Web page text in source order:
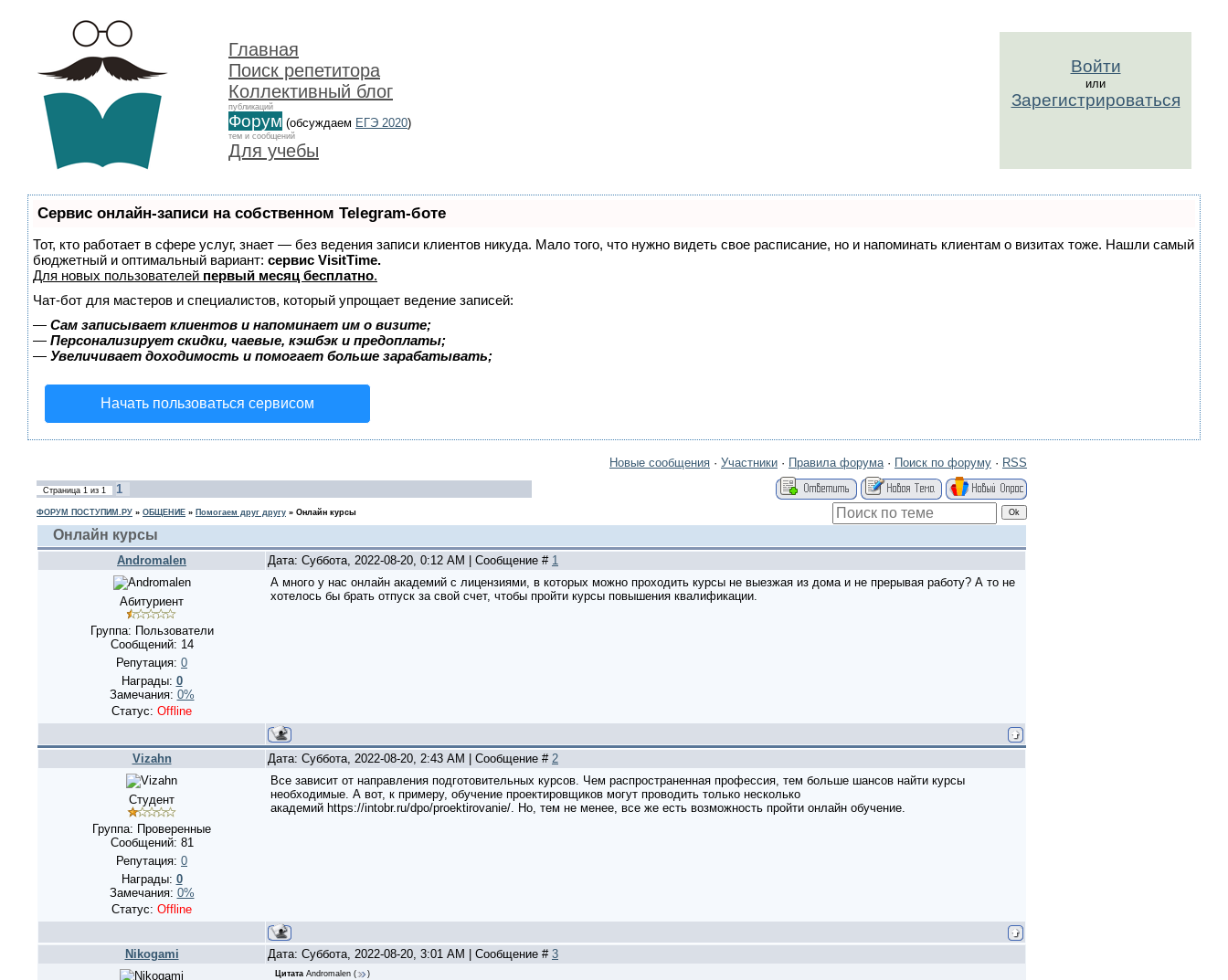
Главная
Поиск репетитора
Коллективный блог
публикаций
Форум (обсуждаем ЕГЭ 2020)
тем и сообщений
Для учебы
Войти
или
Зарегистрироваться
Сервис онлайн-записи на собственном Telegram-боте
Тот, кто работает в сфере услуг, знает — без ведения записи клиентов никуда. Мало того, что нужно видеть свое расписание, но и напоминать клиентам о визитах тоже. Нашли самый
бюджетный и оптимальный вариант: сервис VisitTime.
Для новых пользователей первый месяц бесплатно.
Чат-бот для мастеров и специалистов, который упрощает ведение записей:
— Сам записывает клиентов и напоминает им о визите;
— Персонализирует скидки, чаевые, кэшбэк и предоплаты;
— Увеличивает доходимость и помогает больше зарабатывать;
Начать пользоваться сервисом
Новые сообщения · Участники · Правила форума· Поиск по форуму · RSS
Страница 1 из 1 1
ФОРУМ ПОСТУПИМ.РУ » ОБЩЕНИЕ » Помогаем друг другу » Онлайн курсы
Онлайн курсы
Andromalen Дата: Суббота, 2022-08-20, 0:12 AM | Сообщение # 1
Абитуриент
Группа: Пользователи
Сообщений: 14
Репутация: 0
Награды: 0
Замечания: 0%
Статус: Offline
А много у нас онлайн академий с лицензиями, в которых можно проходить курсы не выезжая из дома и не прерывая работу? А то не
хотелось бы брать отпуск за свой счет, чтобы пройти курсы повышения квалификации.
Vizahn Дата: Суббота, 2022-08-20, 2:43 AM | Сообщение # 2
Студент
Группа: Проверенные
Сообщений: 81
Репутация: 0
Награды: 0
Замечания: 0%
Статус: Offline
Все зависит от направления подготовительных курсов. Чем распространенная профессия, тем больше шансов найти курсы
необходимые. А вот, к примеру, обучение проектировщиков могут проводить только несколько
академий https://intobr.ru/dpo/proektirovanie/. Но, тем не менее, все же есть возможность пройти онлайн обучение.
Nikogami Дата: Суббота, 2022-08-20, 3:01 AM | Сообщение # 3
Цитата Andromalen (
)